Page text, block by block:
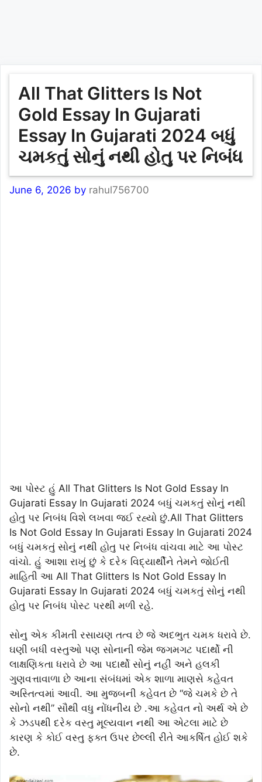
All That Glitters Is Not
Gold Essay In Gujarati
Essay In Gujarati 2024 બધું
ચમકતું સોનું નથી હોતુ પર નિબંધ
June 6, 2026 by rahul756700
આ પોસ્ટ હું All That Glitters Is Not Gold Essay In
Gujarati Essay In Gujarati 2024 બધું ચમકતું સોનું નથી
હોતુ પર નિબંધ વિશે લખવા જઈ રહ્યો છું.All That Glitters
Is Not Gold Essay In Gujarati Essay In Gujarati 2024
બધું ચમકતું સોનું નથી હોતુ પર નિબંધ વાંચવા માટે આ પોસ્ટ
વાંચો. હું આશા રાખું છું કે દરેક વિદ્યાર્થીને તેમને જોઈતી
માહિતી આ All That Glitters Is Not Gold Essay In
Gujarati Essay In Gujarati 2024 બધું ચમકતું સોનું નથી
હોતુ પર નિબંધ પોસ્ટ પરથી મળી રહે.
સોનુ એક કીમતી રસાયણ તત્વ છે જે અદભુત ચમક ધરાવે છે.
ઘણી બધી વસ્તુઓ પણ સોનાની જેમ જગમગટ પદાર્થો ની
લાક્ષણિકતા ધરાવે છે આ પદાર્થો સોનું નહીં અને હલકી
ગુણવત્તાવાળા છે આના સંબંધમાં એક શાળા માણસે કહેવત
અસ્તિત્વમાં આવી. આ મુજબની કહેવત છે “જે ચમકે છે તે
સોનો નથી” સૌથી વધુ નોંધનીય છે .આ કહેવત નો અર્થ એ છે
કે ઝડપથી દરેક વસ્તુ મૂલ્યવાન નથી આ એટલા માટે છે
કારણ કે કોઈ વસ્તુ ફક્ત ઉપર છેલ્લી રીતે આકર્ષિત હોઈ શકે
છે.